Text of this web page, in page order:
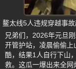
鳌太线5人违规穿越事
兄弟们，2026年元旦
开管护站，凌晨偷偷
酷，结果1人自行下山
救。这瓜一爆出来全